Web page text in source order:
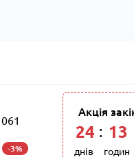
061
-3%
Акція
24
днів
: 13
годин